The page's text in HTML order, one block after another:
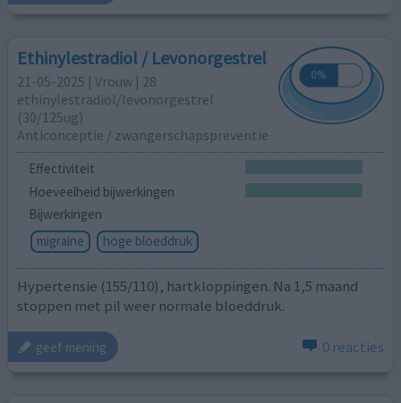
Ethinylestradiol / Levonorgestrel
21-05-2025 | Vrouw | 28
ethinylestradiol/levonorgestrel
(30/125ug)
Anticonceptie / zwangerschapspreventie
Effectiviteit
Hoeveelheid bijwerkingen
Bijwerkingen
migraine
hoge bloeddruk
Hypertensie (155/110), hartkloppingen. Na 1,5 maand
stoppen met pil weer normale bloeddruk.
geef mening 0 reacties